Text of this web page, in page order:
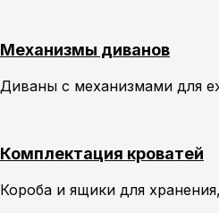
Механизмы диванов
Диваны с механизмами для
Комплектация кроватей
Короба и ящики для